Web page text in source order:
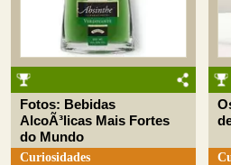
Fotos: Bebidas
AlcoÃ³licas Mais Fortes
do Mundo
Curiosidades